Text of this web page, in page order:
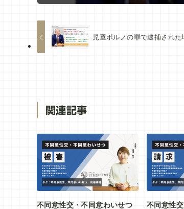
児童ポルノの罪で逮捕された
関連記事
不同意性交・不同意わいせつ 不同意性